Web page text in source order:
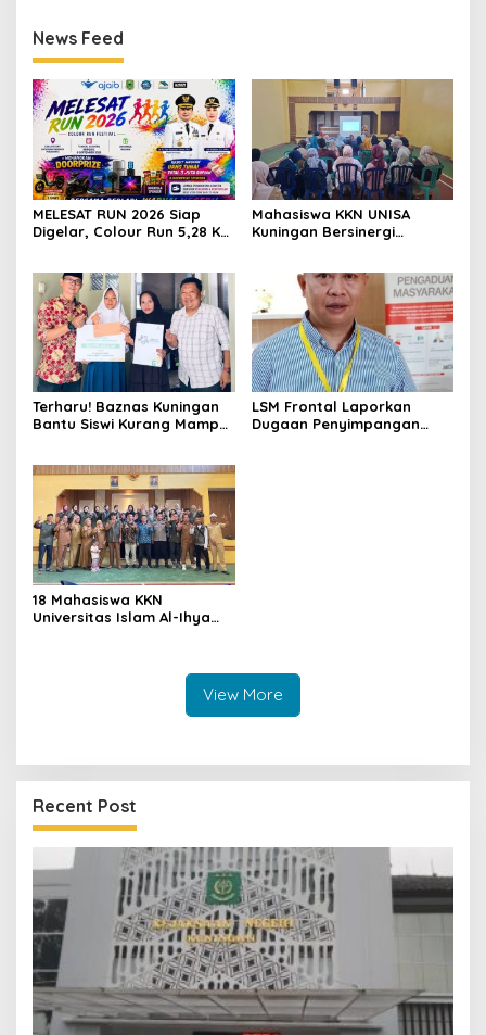
News Feed
MELESAT RUN 2026 Siap
Digelar, Colour Run 5,28 Km
Mahasiswa KKN UNISA
Kuningan Bersinergi
ASI, Cegah Stunting hingga
Perawatan Lansia
Terharu! Baznas Kuningan
Bantu Siswi Kurang Mampu
Pernah Padam
LSM Frontal Laporkan
Dugaan Penyimpangan
18 Mahasiswa KKN
Universitas Islam Al-Ihya
View More
Recent Post